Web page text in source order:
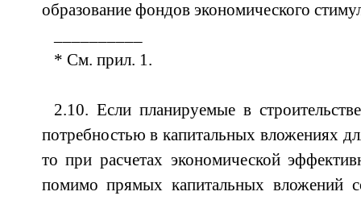
образование фондов экономического
* См. прил. 1.
2.10. Если планируемые в
потребностью в капитальных вложениях
то при расчетах экономической
помимо прямых капитальных вложений